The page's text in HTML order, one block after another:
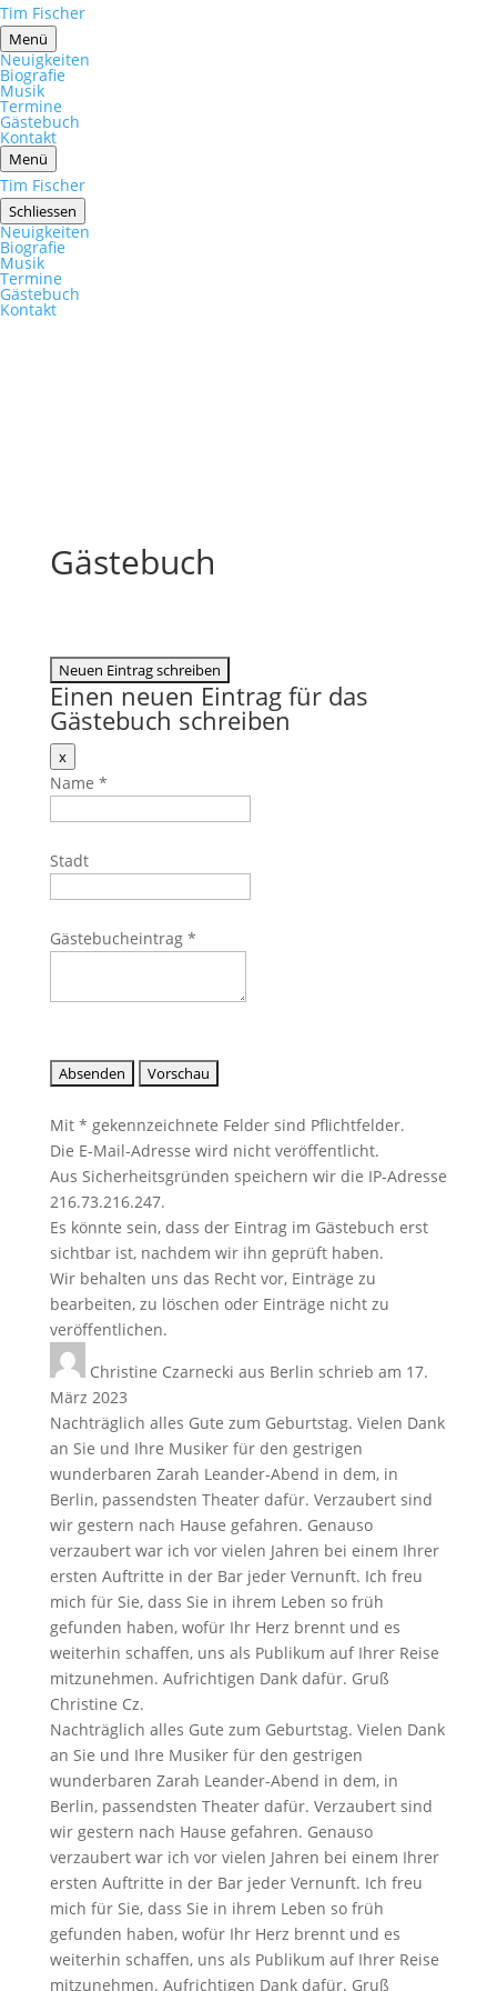
Tim Fischer
Menü
Neuigkeiten
Biografie
Musik
Termine
Gästebuch
Kontakt
Menü
Tim Fischer
Schliessen
Neuigkeiten
Biografie
Musik
Termine
Gästebuch
Kontakt
Gästebuch
Einen neuen Eintrag für das
Gästebuch schreiben
xDieses
Formular
ausblenden
Name *
Stadt
Gästebucheintrag *
Mit * gekennzeichnete Felder sind Pflichtfelder.
Die E-Mail-Adresse wird nicht veröffentlicht.
Aus Sicherheitsgründen speichern wir die IP-Adresse
216.73.216.247.
Es könnte sein, dass der Eintrag im Gästebuch erst
sichtbar ist, nachdem wir ihn geprüft haben.
Wir behalten uns das Recht vor, Einträge zu
bearbeiten, zu löschen oder Einträge nicht zu
veröffentlichen.
Christine Czarnecki aus Berlin schrieb am 17.
März 2023
Nachträglich alles Gute zum Geburtstag. Vielen Dank
an Sie und Ihre Musiker für den gestrigen
wunderbaren Zarah Leander-Abend in dem, in
Berlin, passendsten Theater dafür. Verzaubert sind
wir gestern nach Hause gefahren. Genauso
verzaubert war ich vor vielen Jahren bei einem Ihrer
ersten Auftritte in der Bar jeder Vernunft. Ich freu
mich für Sie, dass Sie in ihrem Leben so früh
gefunden haben, wofür Ihr Herz brennt und es
weiterhin schaffen, uns als Publikum auf Ihrer Reise
mitzunehmen. Aufrichtigen Dank dafür. Gruß
Christine Cz.
Nachträglich alles Gute zum Geburtstag. Vielen Dank
an Sie und Ihre Musiker für den gestrigen
wunderbaren Zarah Leander-Abend in dem, in
Berlin, passendsten Theater dafür. Verzaubert sind
wir gestern nach Hause gefahren. Genauso
verzaubert war ich vor vielen Jahren bei einem Ihrer
ersten Auftritte in der Bar jeder Vernunft. Ich freu
mich für Sie, dass Sie in ihrem Leben so früh
gefunden haben, wofür Ihr Herz brennt und es
weiterhin schaffen, uns als Publikum auf Ihrer Reise
mitzunehmen. Aufrichtigen Dank dafür. Gruß